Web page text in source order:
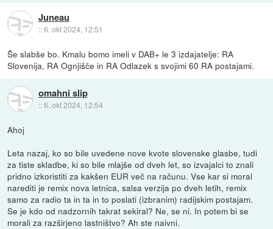
Juneau
::6. okt 2024, 12:51
Še slabše bo. Kmalu bomo imeli v DAB+ le 3 izdajatelje: RA
Slovenija, RA Ognjišče in RA Odlazek s svojimi 60 RA postajami.
omahni slip
::6. okt 2024, 12:54
Ahoj
Leta nazaj, ko so bile uvedene nove kvote slovenske glasbe, tudi
za tiste skladbe, ki so bile mlajše od dveh let, so izvajalci to znali
pridno izkoristiti za kakšen EUR več na računu. Vse kar si moral
narediti je remix nova letnica, salsa verzija po dveh letih, remix
samo za radio ta in ta in to poslati (izbranim) radijskim postajam.
Se je kdo od nadzornih takrat sekiral? Ne, se ni. In potem bi se
morali za razširjeno lastništvo? Ah ste naivni.